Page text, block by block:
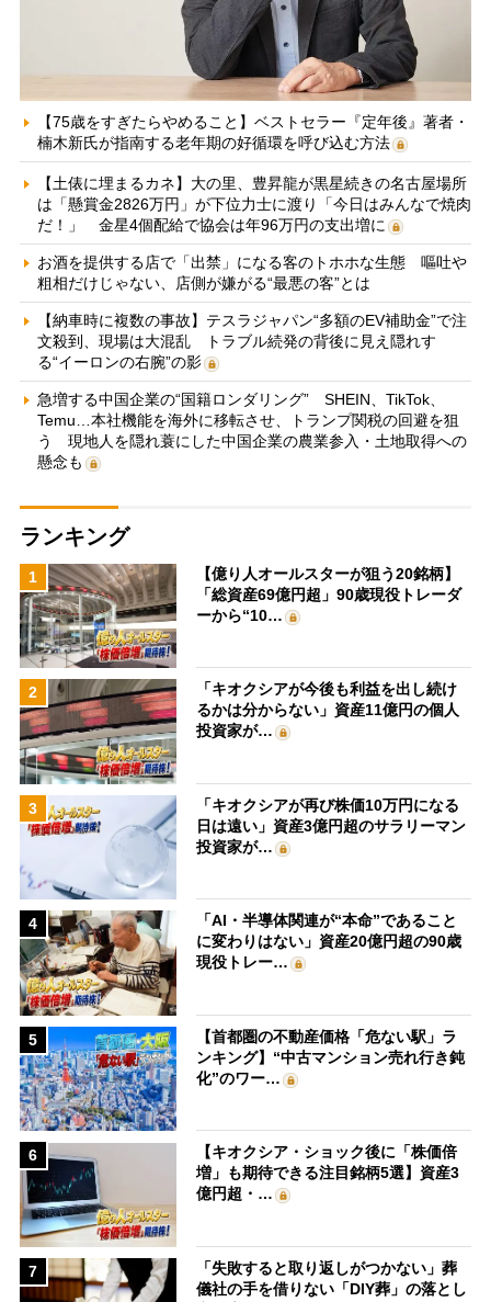
【75歳をすぎたらやめること】ベストセラー『定年後』著者・
楠木新氏が指南する老年期の好循環を呼び込む方法
【土俵に埋まるカネ】大の里、豊昇龍が黒星続きの名古屋場所
は「懸賞金2826万円」が下位力士に渡り「今日はみんなで焼肉
だ！」 金星4個配給で協会は年96万円の支出増に
お酒を提供する店で「出禁」になる客のトホホな生態 嘔吐や
粗相だけじゃない、店側が嫌がる“最悪の客”とは
【納車時に複数の事故】テスラジャパン“多額のEV補助金”で注
文殺到、現場は大混乱 トラブル続発の背後に見え隠れす
る“イーロンの右腕”の影
急増する中国企業の“国籍ロンダリング” SHEIN、TikTok、
Temu…本社機能を海外に移転させ、トランプ関税の回避を狙
う 現地人を隠れ蓑にした中国企業の農業参入・土地取得への
懸念も
ランキング
1
【億り人オールスターが狙う20銘柄】
「総資産69億円超」90歳現役トレーダ
ーから“10…
2
「キオクシアが今後も利益を出し続け
るかは分からない」資産11億円の個人
投資家が…
3
「キオクシアが再び株価10万円になる
日は遠い」資産3億円超のサラリーマン
投資家が…
4
「AI・半導体関連が“本命”であること
に変わりはない」資産20億円超の90歳
現役トレー…
5
【首都圏の不動産価格「危ない駅」ラ
ンキング】“中古マンション売れ行き鈍
化”のワー…
6
【キオクシア・ショック後に「株価倍
増」も期待できる注目銘柄5選】資産3
億円超・…
7
「失敗すると取り返しがつかない」葬
儀社の手を借りない「DIY葬」の落とし